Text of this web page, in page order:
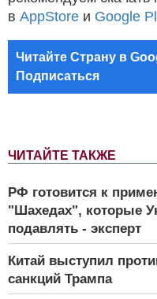
ЧИТАЙТЕ ТАКЖЕ
РФ готовится к
"Шахедах", которые
подавлять - эксперт
Китай выступил
санкций Трампа
в AppStore и Google
Читайте Страну в
Подписаться